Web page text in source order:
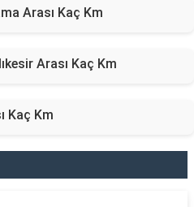
Arası Kaç Km
Arası Kaç Km
Kaç Km